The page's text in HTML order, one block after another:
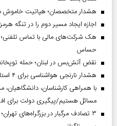
هشدار متخصصان؛ هپاتیت خاموش
اجازه ایجاد مسیر دوم را در تنگه
هک شرکت‌های مالی با تماس
حساس
نقض آتش‌بس در لبنان؛ حمله
هشدار نارنجی هواشناسی برای ۴ استان؛ خطر سیلاب و رعدوبرق در ارتفاعات
با همراهی کارشناسان،
مسائل هستیم/پیگیری دولت برای
۳ تصادف مرگبار در بزرگراه‌های